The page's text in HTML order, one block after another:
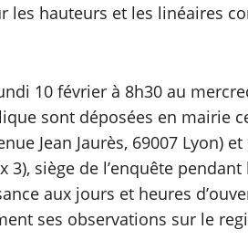
les hauteurs et les linéaires
10 février à 8h30 au
sont déposées en mairie
Jean Jaurès, 69007 Lyon)
siège de l’enquête
aux jours et heures
ses observations sur le